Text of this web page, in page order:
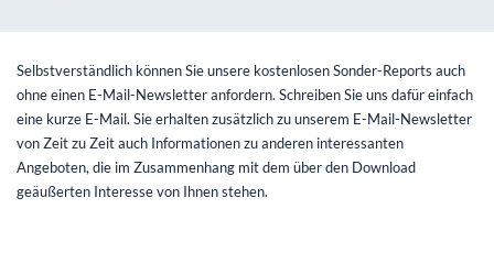
Selbstverständlich können Sie unsere kostenlosen Sonder-Reports auch
ohne einen E-Mail-Newsletter anfordern. Schreiben Sie uns dafür einfach
eine kurze E-Mail. Sie erhalten zusätzlich zu unserem E-Mail-Newsletter
von Zeit zu Zeit auch Informationen zu anderen interessanten
Angeboten, die im Zusammenhang mit dem über den Download
geäußerten Interesse von Ihnen stehen.